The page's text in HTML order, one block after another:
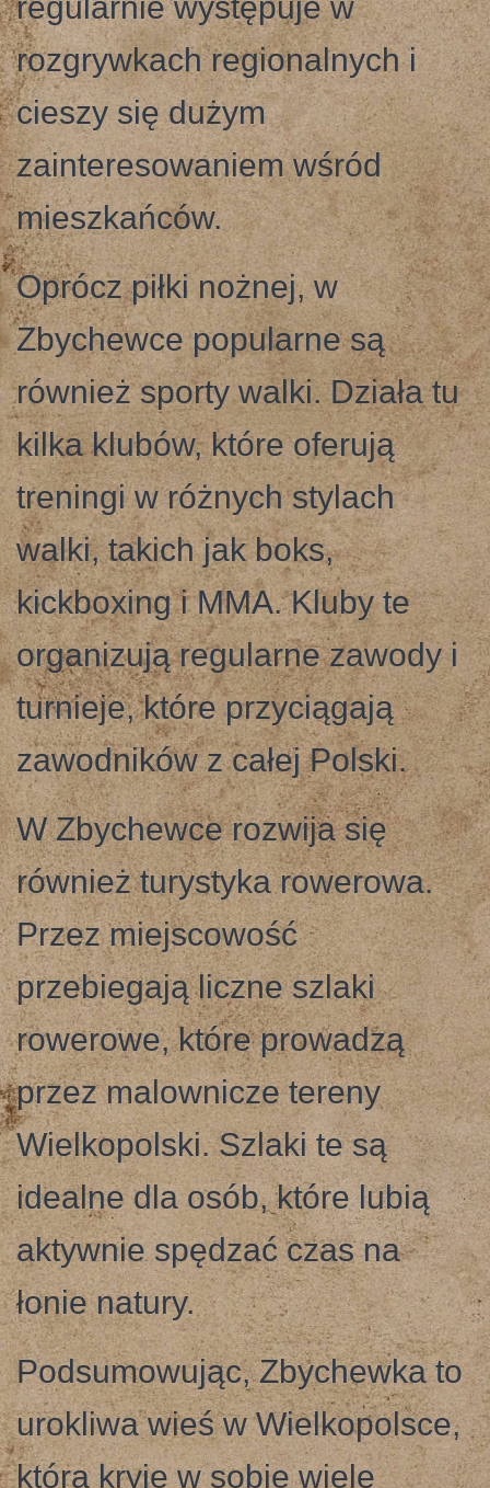
rozgrywkach regionalnych i
cieszy się dużym
zainteresowaniem wśród
mieszkańców.
Oprócz piłki nożnej, w
Zbychewce popularne są
również sporty walki. Działa tu
kilka klubów, które oferują
treningi w różnych stylach
walki, takich jak boks,
kickboxing i MMA. Kluby te
organizują regularne zawody i
turnieje, które przyciągają
zawodników z całej Polski.
W Zbychewce rozwija się
również turystyka rowerowa.
Przez miejscowość
przebiegają liczne szlaki
rowerowe, które prowadzą
przez malownicze tereny
Wielkopolski. Szlaki te są
idealne dla osób, które lubią
aktywnie spędzać czas na
łonie natury.
Podsumowując, Zbychewka to
urokliwa wieś w Wielkopolsce,
która kryje w sobie wiele